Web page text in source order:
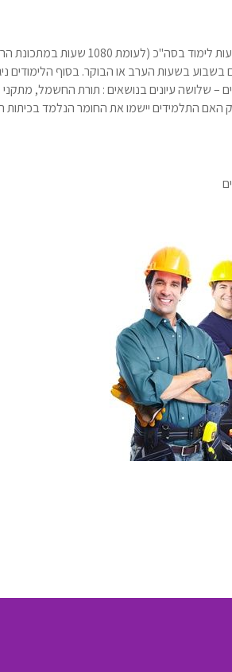
מסלול הלימודים עבור חשמלאים עוזרים הוא מסלול מקוצר שכולל 800 שעות לימוד בסה"כ
בשעות הערב או הבוקר. בסוף הלימודים
שלושה עיונים בנושאים : תורת החשמל,
האם התלמידים יישמו את החומר הנלמד בכיתות